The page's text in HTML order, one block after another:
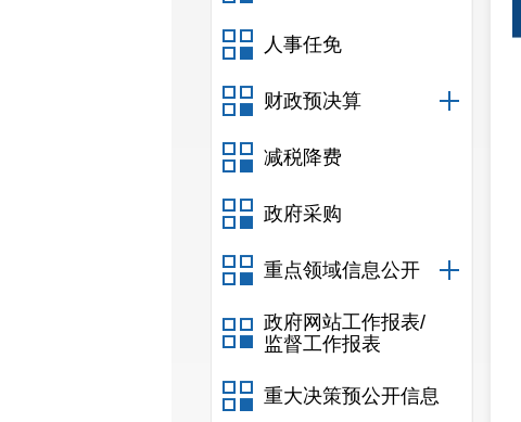
人事任免
财政预决算
减税降费
政府采购
重点领域信息公开
政府网站工作报表/
监督工作报表
重大决策预公开信息